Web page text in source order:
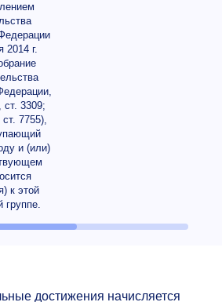
2014 г.
3309;
7755),
и (или)
к этой
группе.
достижения начисляется